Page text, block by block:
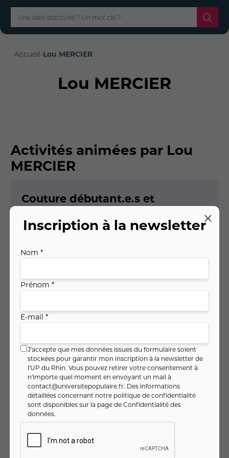
Accueil-Lou MERCIER
Lou MERCIER
Activités animées par Lou
MERCIER
Couture débutant.e.s et
MULHOUSE
10 séance(s) (02:30 par session)
213,00€
Je m'inscris
Voir
Inscription à la newsletter
Nom *
Prénom *
E-mail *
J'accepte que mes données issues du formulaire soient
stockées pour garantir mon inscription à la newsletter de
l'UP du Rhin. Vous pouvez retirer votre consentement à
n'importe quel moment en envoyant un mail à
contact@universitepopulaire.fr. Des informations
détaillées concernant notre politique de confidentialité
sont disponibles sur la page deConfidentialité des
données.